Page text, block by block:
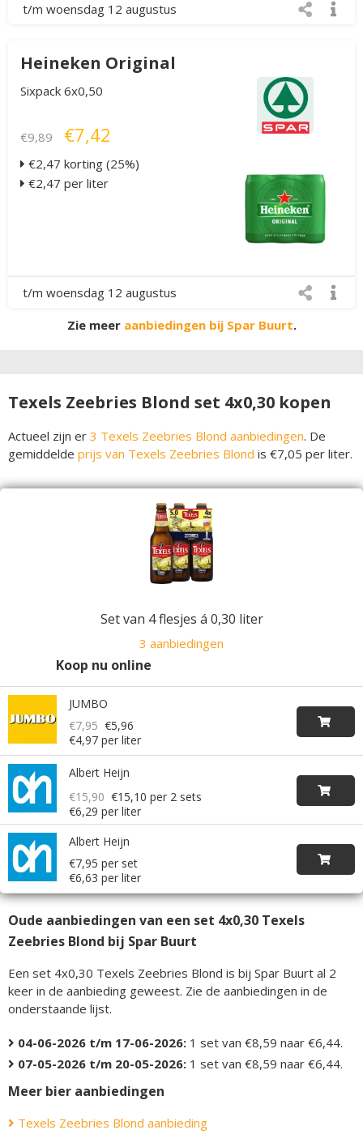
t/m woensdag 12 augustus
Heineken Original
Sixpack 6x0,50
€9,89 €7,42
€2,47 korting (25%)
€2,47 per liter
t/m woensdag 12 augustus
Zie meer aanbiedingen bij Spar Buurt.
Texels Zeebries Blond set 4x0,30 kopen
Actueel zijn er 3 Texels Zeebries Blond aanbiedingen. De
gemiddelde prijs van Texels Zeebries Blond is €7,05 per liter.
Set van 4 flesjes á 0,30 liter
3 aanbiedingen
Koop nu online
JUMBO
€7,95 €5,96
€4,97 per liter
Albert Heijn
€15,90 €15,10 per 2 sets
€6,29 per liter
Albert Heijn
€7,95 per set
€6,63 per liter
Oude aanbiedingen van een set 4x0,30 Texels
Zeebries Blond bij Spar Buurt
Een set 4x0,30 Texels Zeebries Blond is bij Spar Buurt al 2
keer in de aanbieding geweest. Zie de aanbiedingen in de
onderstaande lijst.
04-06-2026 t/m 17-06-2026: 1 set van €8,59 naar €6,44.
07-05-2026 t/m 20-05-2026: 1 set van €8,59 naar €6,44.
Meer bier aanbiedingen
Texels Zeebries Blond aanbieding